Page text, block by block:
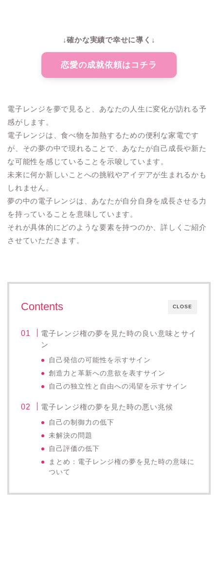
↓確かな実績で幸せに導く↓
恋愛の成就依頼はコチラ
電子レンジを夢で見ると、あなたの人生に変化が訪れる予
感がします。
電子レンジは、食べ物を加熱するための便利な家電です
が、その夢の中で現れることで、あなたが自己成長や新た
な可能性を感じていることを示唆しています。
未来に何か新しいことへの挑戦やアイデアが生まれるかも
しれません。
夢の中の電子レンジは、あなたが自分自身を成長させる力
を持っていることを意味しています。
それが具体的にどのような要素を持つのか、詳しくご紹介
させていただきます。
CLOSE
Contents
電子レンジ権の夢を見た時の良い意味とサイ
ン
自己発信の可能性を示すサイン
創造力と革新への意欲を表すサイン
自己の独立性と自由への渇望を示すサイン
電子レンジ権の夢を見た時の悪い兆候
自己の制御力の低下
未解決の問題
自己評価の低下
まとめ：電子レンジ権の夢を見た時の意味に
ついて